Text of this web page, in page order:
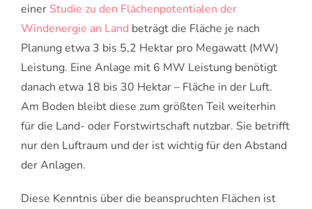
einer Studie zu den Flächenpotentialen der
Windenergie an Land beträgt die Fläche je nach
Planung etwa 3 bis 5,2 Hektar pro Megawatt (MW)
Leistung. Eine Anlage mit 6 MW Leistung benötigt
danach etwa 18 bis 30 Hektar – Fläche in der Luft.
Am Boden bleibt diese zum größten Teil weiterhin
für die Land- oder Forstwirtschaft nutzbar. Sie betrifft
nur den Luftraum und der ist wichtig für den Abstand
der Anlagen.
Diese Kenntnis über die beanspruchten Flächen ist